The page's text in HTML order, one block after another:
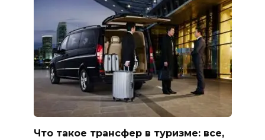
Что такое трансфер в туризме: все,